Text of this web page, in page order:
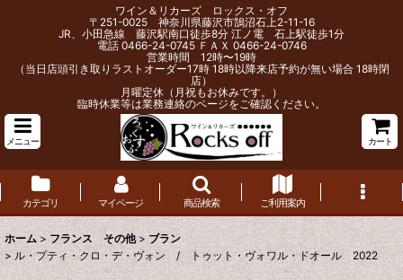
ワイン＆リカーズ ロックス・オフ
〒251-0025 神奈川県藤沢市鵠沼石上2-11-16
JR、小田急線 藤沢駅南口徒歩8分 江ノ電 石上駅徒歩1分
電話 0466-24-0745 ＦＡＸ 0466-24-0746
営業時間 12時〜19時
（当日店頭引き取りラストオーダー17時 18時以降来店予約が無い場合 18時閉
店）
月曜定休（月祝もお休みです。）
臨時休業等は業務連絡のページをご確認ください。
メニュー カート
カテゴリ マイページ 商品検索 ご利用案内
ホーム > フランス その他 > ブラン
> ル・プティ・クロ・デ・ヴォン / トゥット・ヴォワル・ドオール 2022